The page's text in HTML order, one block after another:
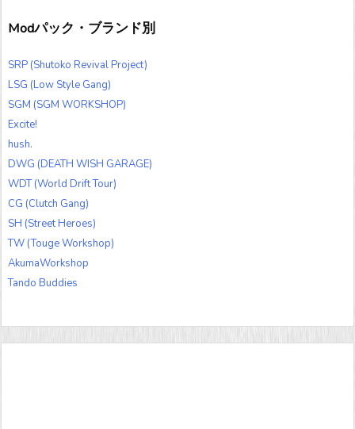
Modパック・ブランド別
SRP (Shutoko Revival Project)
LSG (Low Style Gang)
SGM (SGM WORKSHOP)
Excite!
hush.
DWG (DEATH WISH GARAGE)
WDT (World Drift Tour)
CG (Clutch Gang)
SH (Street Heroes)
TW (Touge Workshop)
AkumaWorkshop
Tando Buddies